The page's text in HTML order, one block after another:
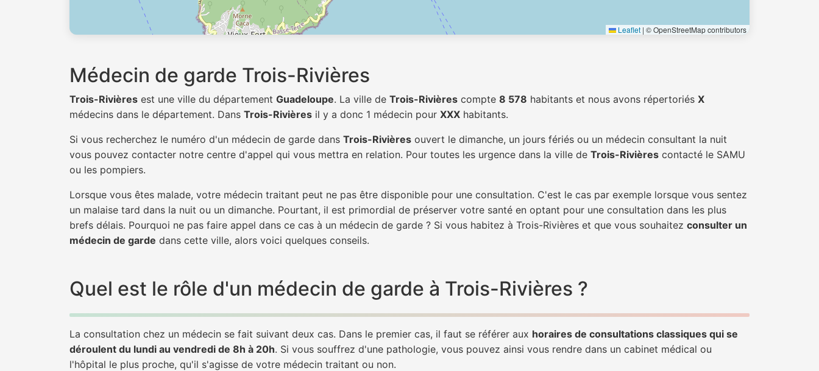
Leaflet | © OpenStreetMap contributors
Médecin de garde Trois-Rivières
Trois-Rivières est une ville du département Guadeloupe. La ville de Trois-Rivières compte 8 578 habitants et nous avons répertoriés X
médecins dans le département. Dans Trois-Rivières il y a donc 1 médecin pour XXX habitants.
Si vous recherchez le numéro d'un médecin de garde dans Trois-Rivières ouvert le dimanche, un jours fériés ou un médecin consultant la nuit
vous pouvez contacter notre centre d'appel qui vous mettra en relation. Pour toutes les urgence dans la ville de Trois-Rivières contacté le SAMU
ou les pompiers.
Lorsque vous êtes malade, votre médecin traitant peut ne pas être disponible pour une consultation. C'est le cas par exemple lorsque vous sentez
un malaise tard dans la nuit ou un dimanche. Pourtant, il est primordial de préserver votre santé en optant pour une consultation dans les plus
brefs délais. Pourquoi ne pas faire appel dans ce cas à un médecin de garde ? Si vous habitez à Trois-Rivières et que vous souhaitez consulter un
médecin de garde dans cette ville, alors voici quelques conseils.
Quel est le rôle d'un médecin de garde à Trois-Rivières ?
La consultation chez un médecin se fait suivant deux cas. Dans le premier cas, il faut se référer aux horaires de consultations classiques qui se
déroulent du lundi au vendredi de 8h à 20h. Si vous souffrez d'une pathologie, vous pouvez ainsi vous rendre dans un cabinet médical ou
l'hôpital le plus proche, qu'il s'agisse de votre médecin traitant ou non.